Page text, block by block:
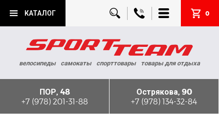
КАТАЛОГ 0
велосипеды самокаты спорттовары товары для отдыха
ПОР, 48
+7 (978) 201-31-88
Острякова, 90
+7 (978) 134-32-84